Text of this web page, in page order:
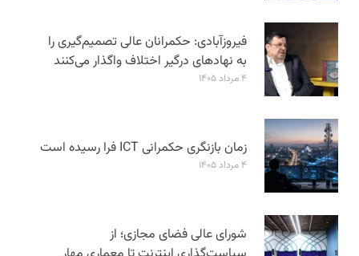
فیروزآبادی: حکمرانان عالی تصمیم‌گیری را
به نهادهای درگیر اختلاف واگذار می‌کنند
۴ مرداد ۱۴۰۵
زمان بازنگری حکمرانی ICT فرا رسیده است
۴ مرداد ۱۴۰۵
شورای عالی فضای مجازی؛ از